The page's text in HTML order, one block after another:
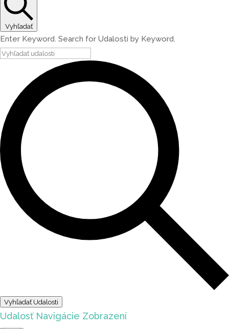
Vyhľadať
Enter Keyword. Search for Udalosti by Keyword.
Vyhľadať Udalosti
Udalosť Navigácie Zobrazení